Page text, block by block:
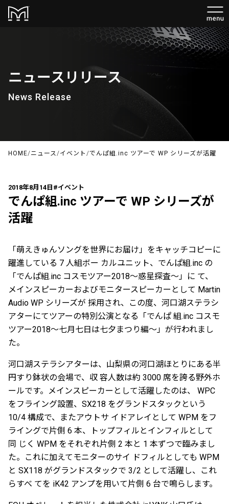
ニュースリリース
News Release
HOME/ニュース/イベント /でんぱ組.inc ツアーで WP シリーズが活躍
2018年8月14日 #イベント
でんぱ組.inc ツアーで WP シリーズが
活躍
「萌えきゅんソングを世界にお届け」をキャッチコピーに
躍進している 7 人組ボー カルユニット、でんぱ組.inc の
「でんぱ組.inc コスモツアー2018〜惑星探査〜」に て、
メインスピーカーおよびモニタースピーカーとして Martin
Audio WP シリーズが 採用され、この度、河口湖ステラシ
アターにてツアーの特別公演となる「でんぱ 組.inc コスモ
ツアー2018〜七月七日は七夕まつり編〜」が行われまし
た。
河口湖ステラシアターは、山梨県の河口湖ほとりにある半
円すり鉢状の会場で、収 容人数は約 3000 席を誇る野外ホ
ールです。メインスピーカーとして活躍したのは、 WPC
をフライング設置、SX218 をグランドスタックという
10/4 構成で、またアウトサ イドアレイとして WPM をフ
ライングで片側 6 本、トップフィルとインフィルとして
同 じく WPM をそれぞれ片側 2 本と 1 本ずつで臨みまし
た。これに加えてモニターのサイ ドフィルとしても WPM
と SX118 がグランドスタックで 3/2 として活躍し、これ
らすべ てを iK42 アンプを用いて片側 6 台で鳴らします。